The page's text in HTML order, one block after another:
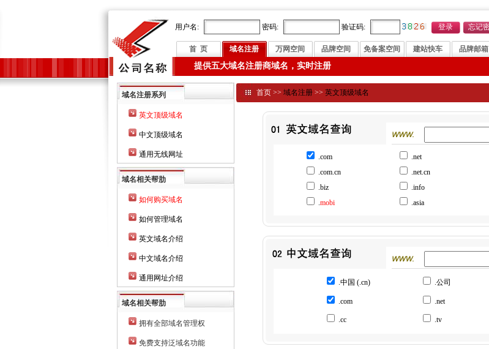
用户名: 密码: 验证码:
首 页 域名注册 万网空间 品牌空间 免备案空间 建站快车 品牌邮箱
提供五大域名注册商域名，实时注册
域名注册系列
英文顶级域名
中文顶级域名
通用无线网址
域名相关帮肋
如何购买域名
如何管理域名
英文域名介绍
中文域名介绍
通用网址介绍
域名相关帮肋
拥有全部域名管理权
免费支持泛域名功能
首页>> 域名注册>> 英文顶级域名
.com .net
.com.cn
.net.cn
.biz
.info
.mobi .asia
.中国 (.cn) .公司
.com .net
.cc .tv